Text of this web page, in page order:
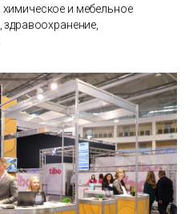
и мебельное